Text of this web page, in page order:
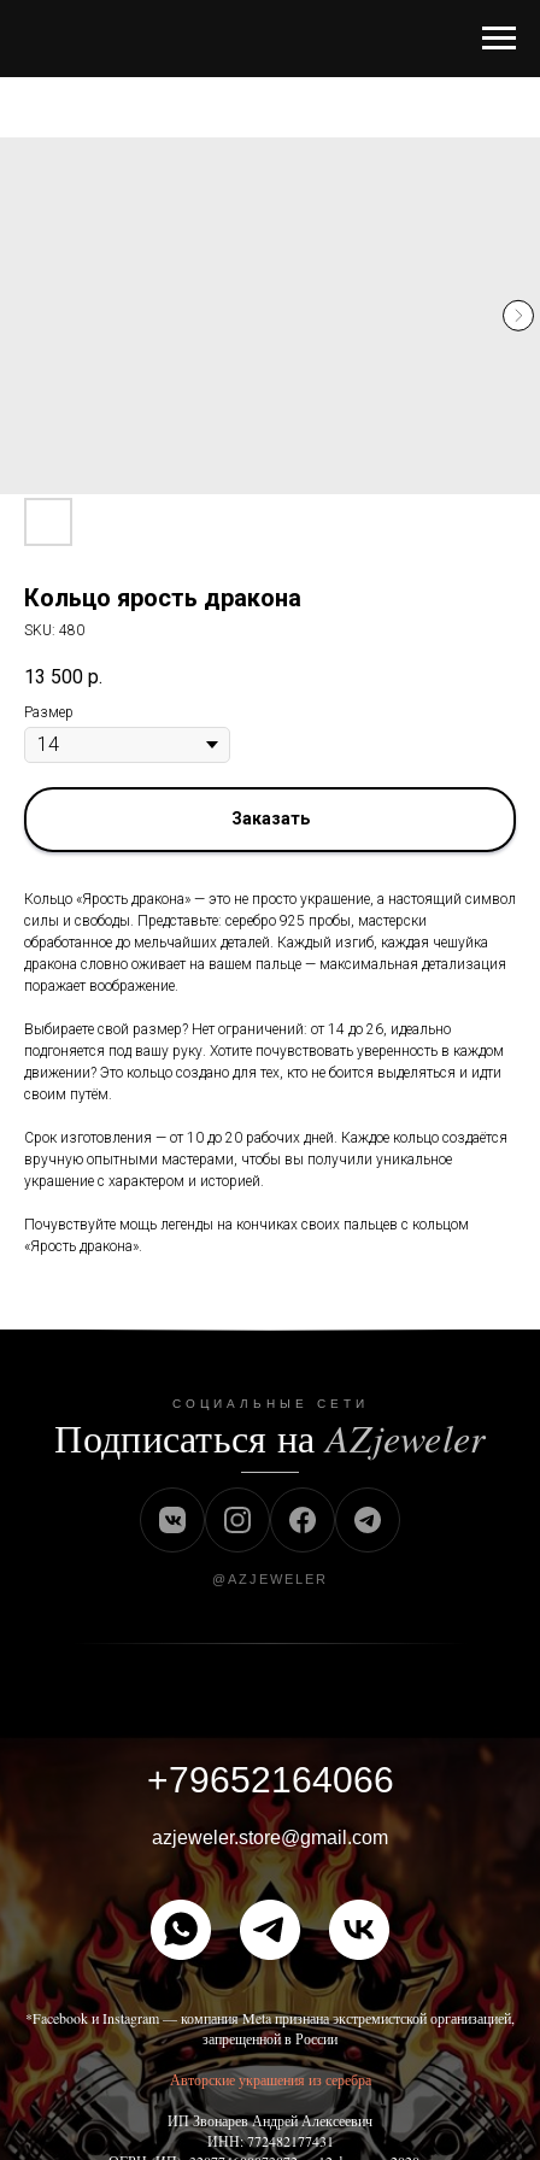
Кольцо ярость дракона
SKU: 480
13 500 р.
Размер
Заказать
Кольцо «Ярость дракона» — это не просто украшение, а настоящий символ
силы и свободы. Представьте: серебро 925 пробы, мастерски
обработанное до мельчайших деталей. Каждый изгиб, каждая чешуйка
дракона словно оживает на вашем пальце — максимальная детализация
поражает воображение.
Выбираете свой размер? Нет ограничений: от 14 до 26, идеально
подгоняется под вашу руку. Хотите почувствовать уверенность в каждом
движении? Это кольцо создано для тех, кто не боится выделяться и идти
своим путём.
Срок изготовления — от 10 до 20 рабочих дней. Каждое кольцо создаётся
вручную опытными мастерами, чтобы вы получили уникальное
украшение с характером и историей.
Почувствуйте мощь легенды на кончиках своих пальцев с кольцом
«Ярость дракона».
СОЦИАЛЬНЫЕ СЕТИ
Подписаться наAZjeweler
@AZJEWELER
+79652164066
azjeweler.store@gmail.com
*Facebook и Instagram — компания Meta признана экстремистской организацией,
запрещенной в России
Авторские украшения из серебра
ИП Звонарев Андрей Алексеевич
ИНН: 772482177431